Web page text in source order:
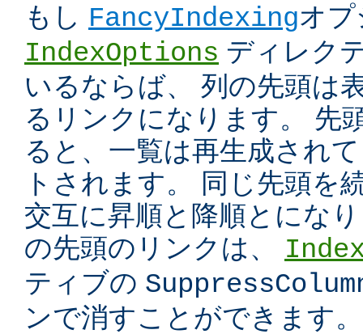
もし FancyIndexingオ
IndexOptions ディレク
いるならば、 列の先頭は
るリンクになります。 先
ると、一覧は再生成され
トされます。 同じ先頭を
交互に昇順と降順とにな
の先頭のリンクは、
ティブの
ンで消すことができます。